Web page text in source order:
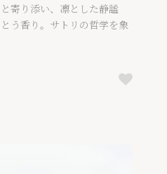
寄り添い、凛とした静謐
とう香り。サトリの哲学を象